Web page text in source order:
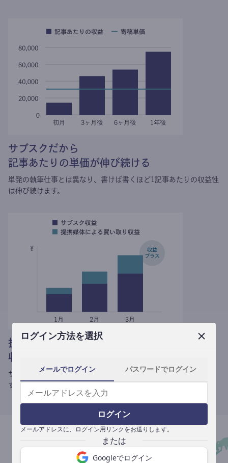
ログイン方法を選択
メールでログイン パスワードでログイン
ログイン
メールアドレスに、ログイン用リンクをお送りします。
Googleでログイン
サブスクだから
記事あたりの単価が伸び続ける
単発の執筆仕事とは異なり、 書けば書くほど1記事あたりの収益性
は伸び続けます。
提携媒体による記事買い取りで
収益がプラスされる
サブスク収益にメディアへの記事提供の売り上げをプラスできま
す。
収益イメージ